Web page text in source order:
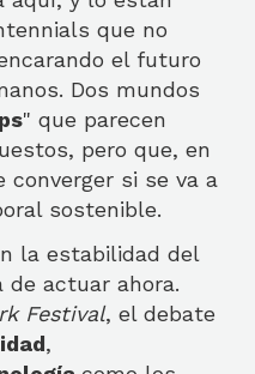
que no
el futuro
Dos mundos
" que parecen
pero que, en
si se va a
sostenible.
la estabilidad del
de actuar ahora.
Festival, el debate
,